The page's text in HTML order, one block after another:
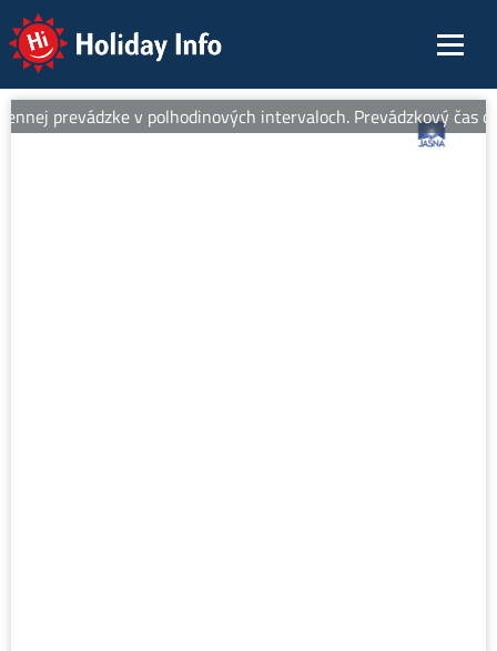
Holiday Info
prevádzke v polhodinových intervaloch. Prevádzkový čas